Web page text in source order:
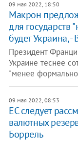
09 мая 2022, 18:50
Макрон
для государств
будет Украина,
Президент
Украине теснее
"менее
09 мая 2022, 08:53
ЕС следует
валютных
Боррель